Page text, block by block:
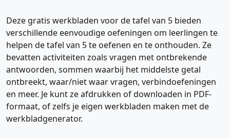
Deze gratis werkbladen voor de tafel van 5 bieden
verschillende eenvoudige oefeningen om leerlingen te
helpen de tafel van 5 te oefenen en te onthouden. Ze
bevatten activiteiten zoals vragen met ontbrekende
antwoorden, sommen waarbij het middelste getal
ontbreekt, waar/niet waar vragen, verbindoefeningen
en meer. Je kunt ze afdrukken of downloaden in PDF-
formaat, of zelfs je eigen werkbladen maken met de
werkbladgenerator.